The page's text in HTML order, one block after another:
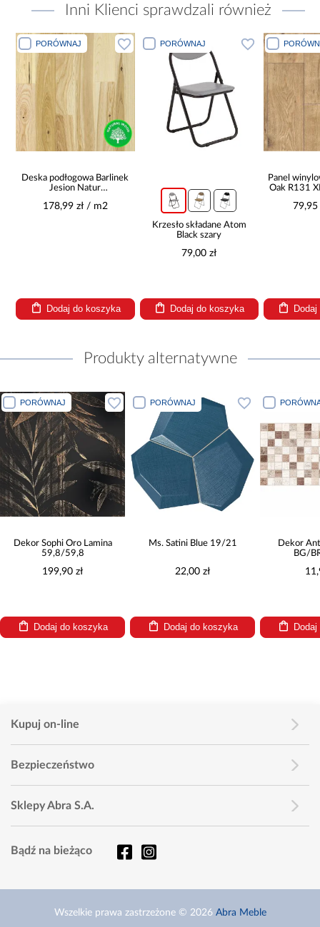
Inni Klienci sprawdzali również
PORÓWNAJ
Deska podłogowa Barlinek
Jesion Natur
178,99 zł / m2
Dodaj do koszyka
PORÓWNAJ
Krzesło składane Atom
Black szary
79,00 zł
Dodaj do koszyka
Panel
Oak R131
79,95
Produkty alternatywne
Lamina
koszyka
PORÓWNAJ
Ms. Satini Blue 19/21
Dodaj do koszyka
PORÓWNAJ
Dekor Antica Mozaika
Dodaj do koszyka
Kupuj on-line
Bezpieczeństwo
Sklepy Abra S.A.
Bądź na bieżąco
Wszelkie prawa zastrzeżone © 2026 Abra Meble